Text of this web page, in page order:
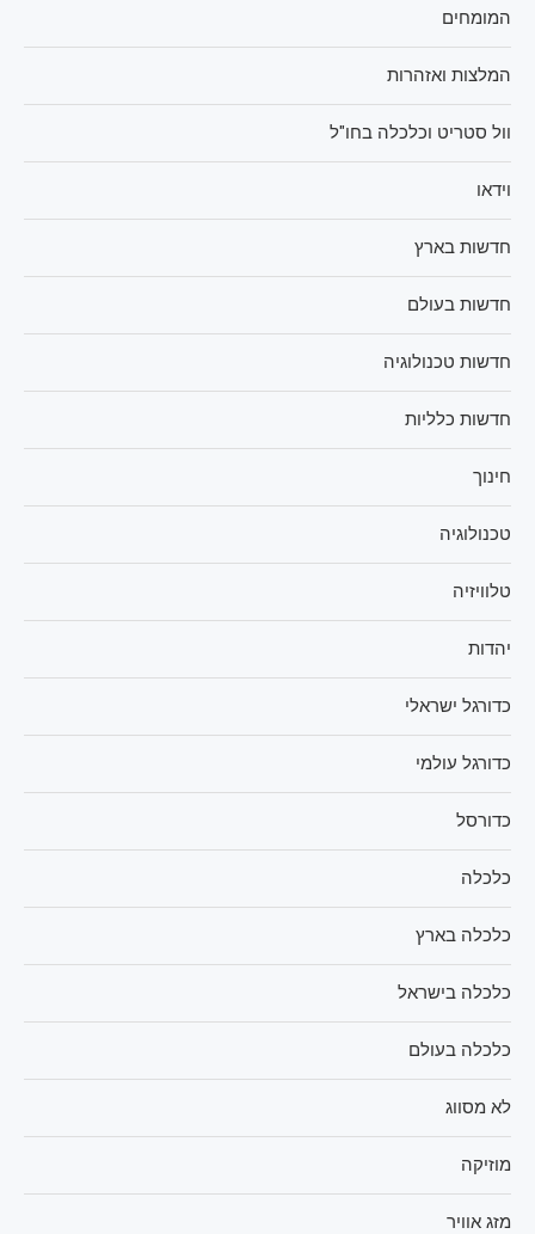
המומחים
המלצות ואזהרות
וול סטריט וכלכלה בחו"ל
וידאו
חדשות בארץ
חדשות בעולם
חדשות טכנולוגיה
חדשות כלליות
חינוך
טכנולוגיה
טלוויזיה
יהדות
כדורגל ישראלי
כדורגל עולמי
כדורסל
כלכלה
כלכלה בארץ
כלכלה בישראל
כלכלה בעולם
לא מסווג
מוזיקה
מזג אוויר